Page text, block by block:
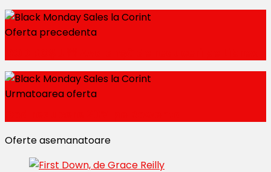
Oferta precedenta
Urmatoarea oferta
Oferte asemanatoare